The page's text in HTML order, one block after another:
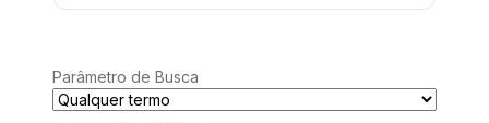
Parâmetro de Busca